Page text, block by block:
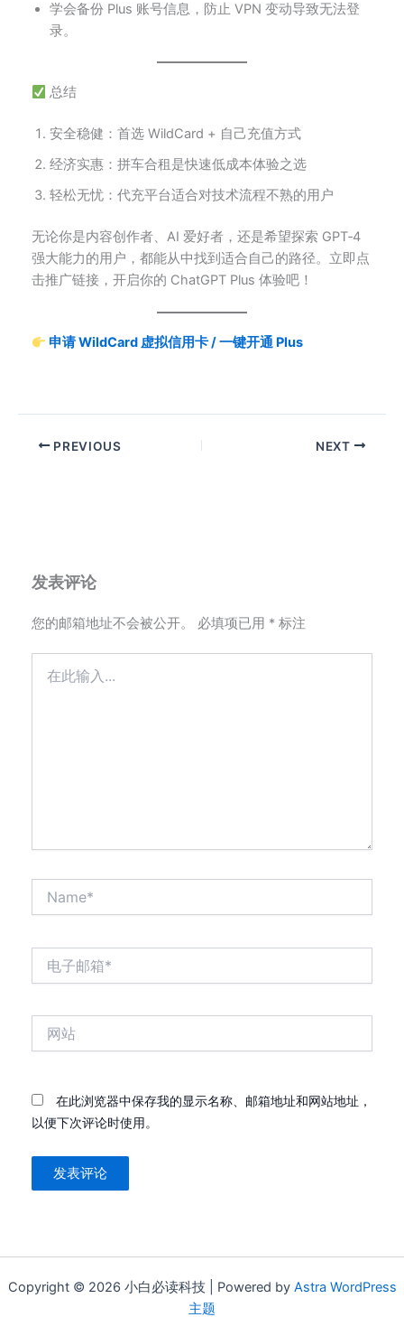
学会备份 Plus 账号信息，防止 VPN 变动导致无法登
录。
总结
安全稳健：首选 WildCard + 自己充值方式
经济实惠：拼车合租是快速低成本体验之选
轻松无忧：代充平台适合对技术流程不熟的用户
无论你是内容创作者、AI 爱好者，还是希望探索 GPT‑4
强大能力的用户，都能从中找到适合自己的路径。立即点
击推广链接，开启你的 ChatGPT Plus 体验吧！
申请 WildCard 虚拟信用卡 / 一键开通 Plus
PREVIOUS NEXT
发表评论
您的邮箱地址不会被公开。 必填项已用 *标注
在此浏览器中保存我的显示名称、邮箱地址和网站地址，
以便下次评论时使用。
Copyright © 2026 小白必读科技 | Powered by Astra WordPress
主题